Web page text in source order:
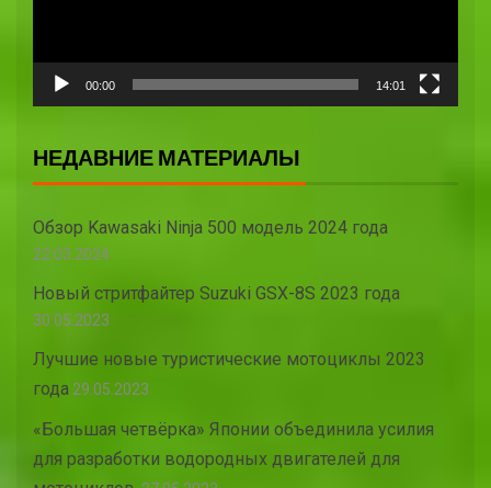
00:00 14:01
НЕДАВНИЕ МАТЕРИАЛЫ
Обзор Kawasaki Ninja 500 модель 2024 года
22.03.2024
Новый стритфайтер Suzuki GSX-8S 2023 года
30.05.2023
Лучшие новые туристические мотоциклы 2023
года29.05.2023
«Большая четвёрка» Японии объединила усилия
для разработки водородных двигателей для